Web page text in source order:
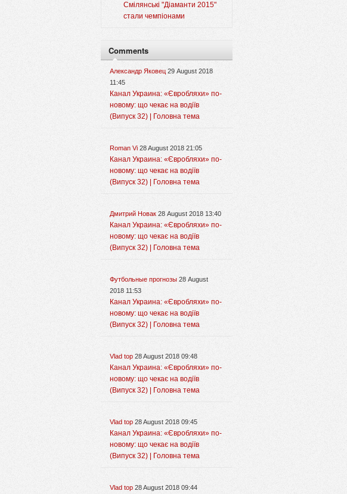
Смілянські "Діаманти 2015"
стали чемпіонами
Comments
Александр Яковец 29 August 2018
11:45
Канал Украина: «Євробляхи» по-
новому: що чекає на водіїв
(Випуск 32) | Головна тема
Roman Vi 28 August 2018 21:05
Канал Украина: «Євробляхи» по-
новому: що чекає на водіїв
(Випуск 32) | Головна тема
Дмитрий Новак 28 August 2018 13:40
Канал Украина: «Євробляхи» по-
новому: що чекає на водіїв
(Випуск 32) | Головна тема
Футбольные прогнозы 28 August
2018 11:53
Канал Украина: «Євробляхи» по-
новому: що чекає на водіїв
(Випуск 32) | Головна тема
Vlad top 28 August 2018 09:48
Канал Украина: «Євробляхи» по-
новому: що чекає на водіїв
(Випуск 32) | Головна тема
Vlad top 28 August 2018 09:45
Канал Украина: «Євробляхи» по-
новому: що чекає на водіїв
(Випуск 32) | Головна тема
Vlad top 28 August 2018 09:44